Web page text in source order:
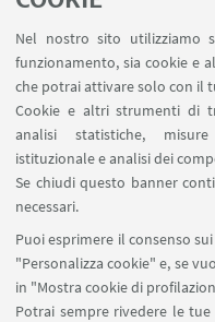
Nel nostro sito utilizziamo
funzionamento, sia cookie e
che potrai attivare solo con il
Cookie e altri strumenti di
analisi statistiche,
istituzionale e analisi dei
Se chiudi questo banner
necessari.
Puoi esprimere il consenso
"Personalizza cookie" e, se
in "Mostra cookie di
Potrai sempre rivedere le
giudiziaria,